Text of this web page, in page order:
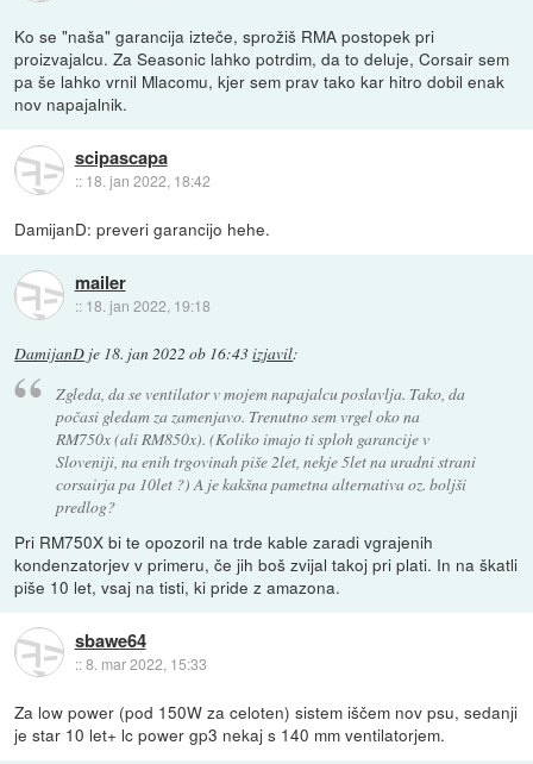
Ko se "naša" garancija izteče, sprožiš RMA postopek pri
proizvajalcu. Za Seasonic lahko potrdim, da to deluje, Corsair sem
pa še lahko vrnil Mlacomu, kjer sem prav tako kar hitro dobil enak
nov napajalnik.
scipascapa
:: 18. jan 2022, 18:42
DamijanD: preveri garancijo hehe.
mailer
:: 18. jan 2022, 19:18
DamijanD je 18. jan 2022 ob 16:43izjavil:
Zgleda, da se ventilator v mojem napajalcu poslavlja. Tako, da
počasi gledam za zamenjavo. Trenutno sem vrgel oko na
RM750x (ali RM850x). (Koliko imajo ti sploh garancije v
Sloveniji, na enih trgovinah piše 2let, nekje 5let na uradni strani
corsairja pa 10let ?) A je kakšna pametna alternativa oz. boljši
predlog?
Pri RM750X bi te opozoril na trde kable zaradi vgrajenih
kondenzatorjev v primeru, če jih boš zvijal takoj pri plati. In na škatli
piše 10 let, vsaj na tisti, ki pride z amazona.
sbawe64
::8. mar 2022, 15:33
Za low power (pod 150W za celoten) sistem iščem nov psu, sedanji
je star 10 let+ lc power gp3 nekaj s 140 mm ventilatorjem.